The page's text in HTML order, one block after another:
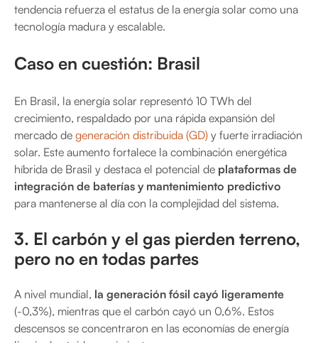
tendencia refuerza el estatus de la energía solar como una
tecnología madura y escalable.
Caso en cuestión: Brasil
En Brasil, la energía solar representó 10 TWh del
crecimiento, respaldado por una rápida expansión del
mercado de generación distribuida (GD) y fuerte irradiación
solar. Este aumento fortalece la combinación energética
híbrida de Brasil y destaca el potencial de plataformas de
integración de baterías y mantenimiento predictivo
para mantenerse al día con la complejidad del sistema.
3. El carbón y el gas pierden terreno,
pero no en todas partes
A nivel mundial, la generación fósil cayó ligeramente
(-0,3%), mientras que el carbón cayó un 0,6%. Estos
descensos se concentraron en las economías de energía